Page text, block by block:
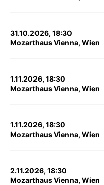
31.10.2026, 18:30
Mozarthaus Vienna, Wien
1.11.2026, 18:30
Mozarthaus Vienna, Wien
1.11.2026, 18:30
Mozarthaus Vienna, Wien
2.11.2026, 18:30
Mozarthaus Vienna, Wien